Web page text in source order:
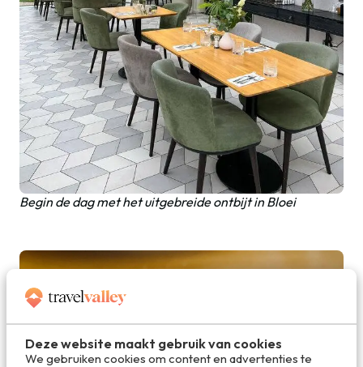
Deze website maakt gebruik van cookies
We gebruiken cookies om content en advertenties te
Begin de dag met het uitgebreide ontbijt in Bloei